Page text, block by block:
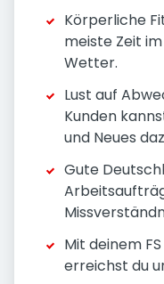
Körperliche
meiste Zeit
Wetter.
Lust auf
Kunden
und Neues
Gute
Mit deinem
erreichst du